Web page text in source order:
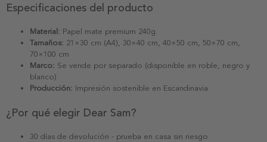
Especificaciones del producto
Material: Papel mate premium 240g
Tamaños: 21×30 cm (A4), 30×40 cm, 40×50 cm, 50×70 cm,
70×100 cm
Marco: Se vende por separado (disponible en roble, negro y
blanco)
Producción: Impresión sostenible en Escandinavia
¿Por qué elegir Dear Sam?
30 días de devolución - prueba en casa sin riesgo